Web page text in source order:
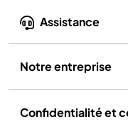
Assistance
Notre entreprise
Confidentialité et